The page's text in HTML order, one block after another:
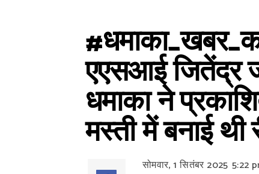
एएसआई जितेंद्र
धमाका ने
मस्ती में बनाई थी
सोमवार, 1 सितंबर 2025 5:22